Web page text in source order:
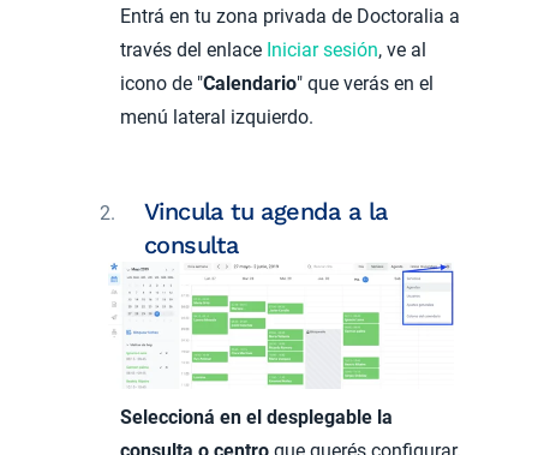
Entrá en tu zona privada de Doctoralia a
través del enlace Iniciar sesión, ve al
icono de "Calendario" que verás en el
menú lateral izquierdo.
Vincula tu agenda a la
consulta
Seleccioná en el desplegable la